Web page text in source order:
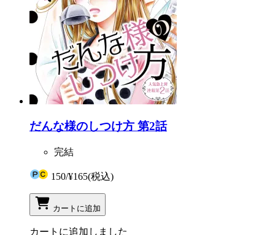
だんな様のしつけ方 第2話
完結
150/¥165(税込)
カートに追加
カートに追加しました